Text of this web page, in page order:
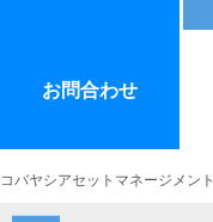
お問合わせ
コバヤシアセットマネージメント